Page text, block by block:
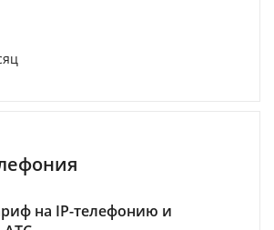
на IP-телефонию и